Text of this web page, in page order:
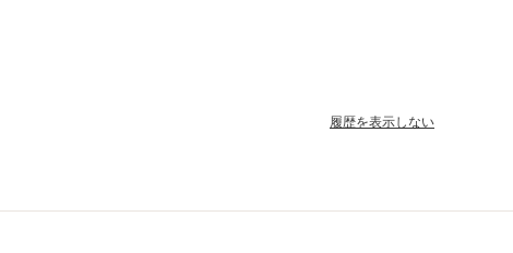
履歴を表示しない